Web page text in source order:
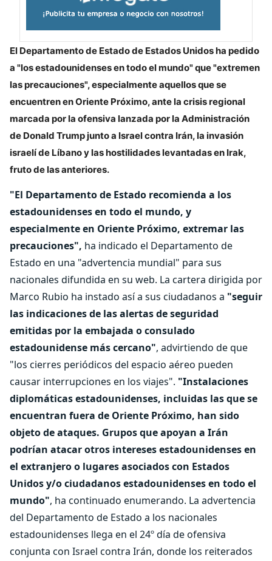
El Departamento de Estado de Estados Unidos ha pedido
a "los estadounidenses en todo el mundo" que "extremen
las precauciones", especialmente aquellos que se
encuentren en Oriente Próximo, ante la crisis regional
marcada por la ofensiva lanzada por la Administración
de Donald Trump junto a Israel contra Irán, la invasión
israelí de Líbano y las hostilidades levantadas en Irak,
fruto de las anteriores.
"El Departamento de Estado recomienda a los
estadounidenses en todo el mundo, y
especialmente en Oriente Próximo, extremar las
precauciones", ha indicado el Departamento de
Estado en una "advertencia mundial" para sus
nacionales difundida en su web. La cartera dirigida por
Marco Rubio ha instado así a sus ciudadanos a "seguir
las indicaciones de las alertas de seguridad
emitidas por la embajada o consulado
estadounidense más cercano", advirtiendo de que
"los cierres periódicos del espacio aéreo pueden
causar interrupciones en los viajes". "Instalaciones
diplomáticas estadounidenses, incluidas las que se
encuentran fuera de Oriente Próximo, han sido
objeto de ataques. Grupos que apoyan a Irán
podrían atacar otros intereses estadounidenses en
el extranjero o lugares asociados con Estados
Unidos y/o ciudadanos estadounidenses en todo el
mundo", ha continuado enumerando. La advertencia
del Departamento de Estado a los nacionales
estadounidenses llega en el 24º día de ofensiva
conjunta con Israel contra Irán, donde los reiterados